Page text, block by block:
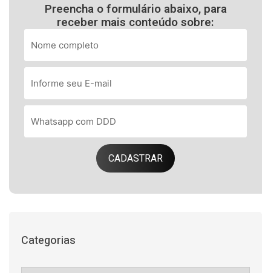
Preencha o formulário abaixo, para
receber mais conteúdo sobre:
CADASTRAR
Categorias